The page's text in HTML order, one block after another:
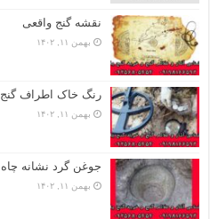
نقشه گنج واقعی
بهمن ۱۱, ۱۴۰۲
رنگ خاک اطراف گنج
بهمن ۱۱, ۱۴۰۲
جوغن گرد نشانه چاه
بهمن ۱۱, ۱۴۰۲